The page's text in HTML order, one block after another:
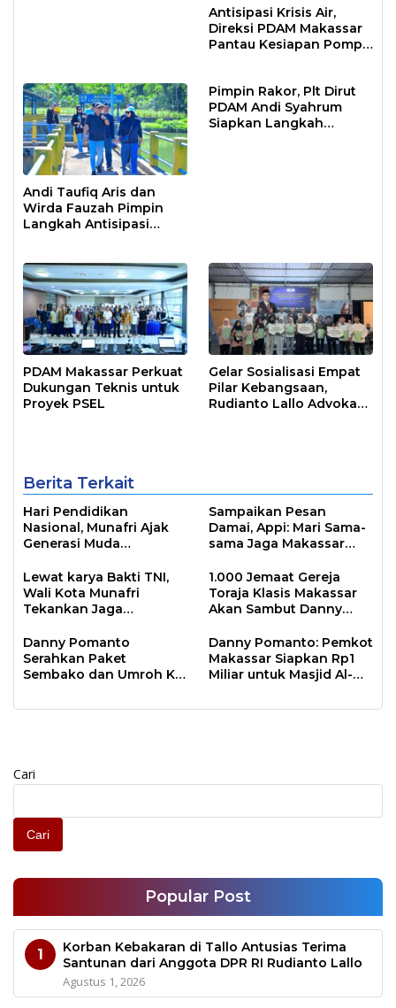
Antisipasi Krisis Air,
Direksi PDAM Makassar
Pantau Kesiapan Pompa
Andi Taufiq Aris dan
Wirda Fauzah Pimpin
Langkah Antisipasi
Pimpin Rakor, Plt Dirut
PDAM Andi Syahrum
Siapkan Langkah
PDAM Makassar Perkuat
Dukungan Teknis untuk
Proyek PSEL
Gelar Sosialisasi Empat
Pilar Kebangsaan,
Rudianto Lallo Advokasi
Berita Terkait
Hari Pendidikan
Nasional, Munafri Ajak
Generasi Muda
Lewat Literasi
Sampaikan Pesan
Damai, Appi: Mari Sama-
sama Jaga Makassar
Agama
Lewat karya Bakti TNI,
Wali Kota Munafri
Tekankan Jaga
1.000 Jemaat Gereja
Toraja Klasis Makassar
Akan Sambut Danny
Natal Besok
Danny Pomanto
Serahkan Paket
Sembako dan Umroh Ke
Makassar Shalat Subuh
Danny Pomanto: Pemkot
Makassar Siapkan Rp1
Miliar untuk Masjid Al-
Cari
Cari
Popular Post
1
Korban Kebakaran di Tallo Antusias Terima
Santunan dari Anggota DPR RI Rudianto Lallo
Agustus 1, 2026